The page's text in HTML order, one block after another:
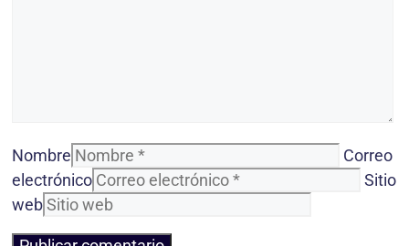
Nombre
Correo
electrónico
Sitio
web